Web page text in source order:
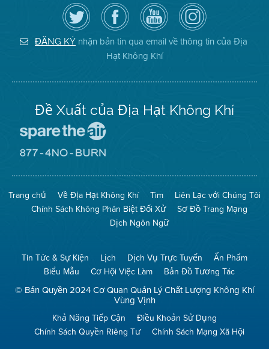
Hãy
theo
dõi
Địa
Hạt
Không
Truy
cập
Trang
Facebook
của
Địa
Hạt
Kênh
YouTube
của
Địa
Hạt
Không
Khí
Air
District
on
Instagram
ĐĂNG KÝ nhận bản tin qua email về thông tin của Địa
Hạt Không Khí
Đề Xuất của Địa Hạt Không Khí
The
(Bảo
Toàn
Không
Khí)
Mạng
No
Burn
(Không
Đốt)
Trang chủ Về Địa Hạt Không Khí Tìm
Liên Lạc với Chúng Tôi
Chính Sách Không Phân Biệt Đối Xử
Sơ Đồ Trang Mạng
Dịch Ngôn Ngữ
Tin Tức & Sự Kiện Lịch Dịch Vụ Trực Tuyến
Ấn Phẩm
Biểu Mẫu
Cơ Hội Việc Làm Bản Đồ Tương Tác
© Bản Quyền 2024 Cơ Quan Quản Lý Chất Lượng Không Khí
Vùng Vịnh
Khả Năng Tiếp Cận
Điều Khoản Sử Dụng
Chính Sách Quyền Riêng Tư
Chính Sách Mạng Xã Hội